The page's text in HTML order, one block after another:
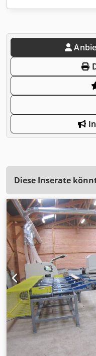
Diese Inserate